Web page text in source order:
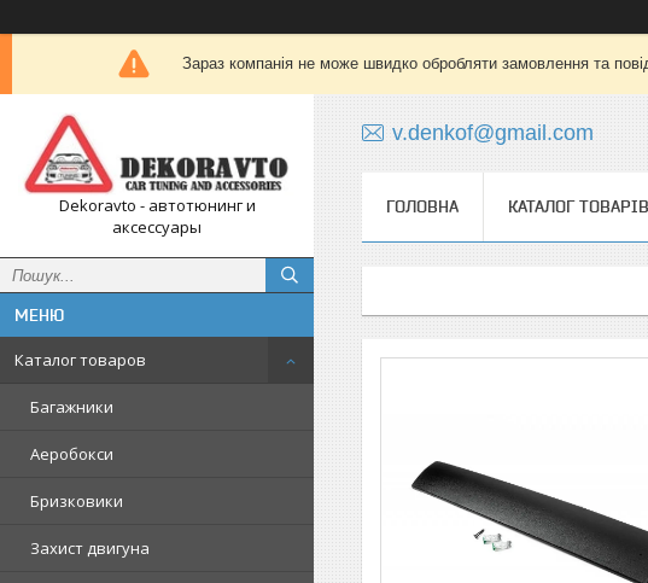
Зараз компанія не може швидко обробляти замовлення та
Dekoravto - автотюнинг и
аксессуары
Каталог товаров
Багажники
Аеробокси
Бризковики
Захист двигуна
v.denkof@gmail.com
ГОЛОВНА КАТАЛОГ ТОВАРІВ